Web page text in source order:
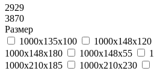
2929
3870
Размер
1000x135x100
1000x148x120
1000x148x180
1000x148x55
1000x210x185
1000x210x230